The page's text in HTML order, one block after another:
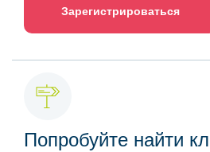
Зарегистрироваться
Попробуйте найти